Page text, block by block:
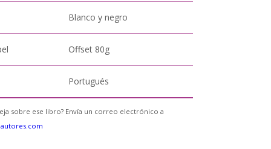
Blanco y negro
Offset 80g
Portugués
sobre ese libro? Envía un correo electrónico a